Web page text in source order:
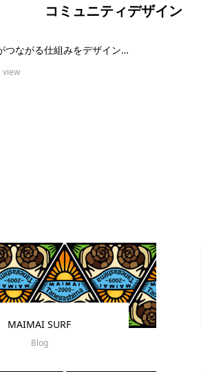
コミュニティデザイン
つながる仕組みをデザイン…
view
MAIMAI SURF
Blog